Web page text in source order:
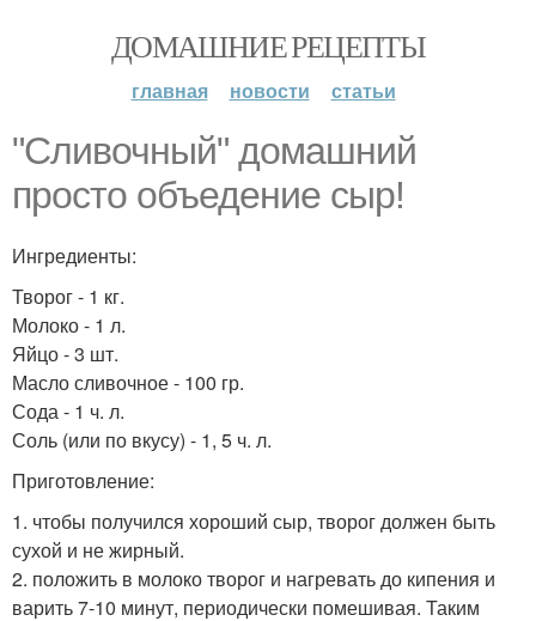
ДОМАШНИЕ РЕЦЕПТЫ
главная новости статьи
"Сливочный" домашний
просто объедение сыр!
Ингредиенты:
Творог - 1 кг.
Молоко - 1 л.
Яйцо - 3 шт.
Масло сливочное - 100 гр.
Сода - 1 ч. л.
Соль (или по вкусу) - 1, 5 ч. л.
Приготовление:
1. чтобы получился хороший сыр, творог должен быть
сухой и не жирный.
2. положить в молоко творог и нагревать до кипения и
варить 7-10 минут, периодически помешивая. Таким